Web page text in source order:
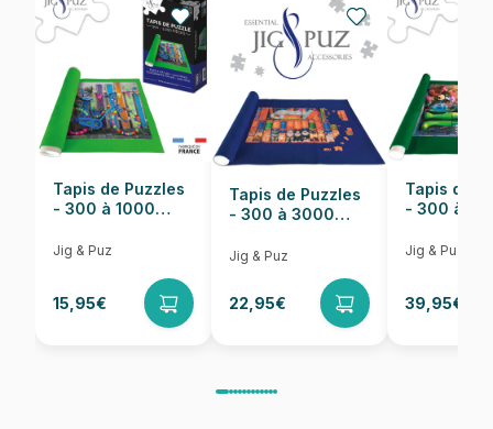
EAN 8699375067859
Nombre de pièces 1000 pièces
Dimensions 68 x 48 cm
Tapis de Puzzles
- 300 à 1000
Jig & Puz
15,95€
Tapis de Puzzles
- 300 à 3000
Jig & Puz
22,95€
Tapis de
- 300 à
Jig & Puz
39,95€